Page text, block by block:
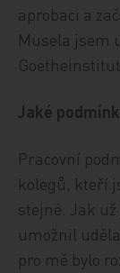
aprobaci a
Musela jsem
Jaké
Pracovní
kolegů, kteří
stejné. Jak
umožnil
pro mě bylo